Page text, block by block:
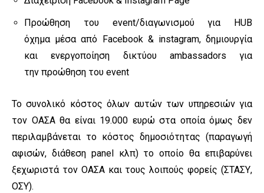
Προώθηση του event/διαγωνισμού για HUB
όχημα μέσα από Facebook & instagram, δημιουργία
και ενεργοποίηση δικτύου ambassadors για
την προώθηση του event
Το συνολικό κόστος όλων αυτών των υπηρεσιών για
τον ΟΑΣΑ θα είναι 19.000 ευρώ στα οποία όμως δεν
περιλαμβάνεται το κόστος δημοσιότητας (παραγωγή
αφισών, διάθεση panel κλπ) το οποίο θα επιβαρύνει
ξεχωριστά τον ΟΑΣΑ και τους λοιπούς φορείς (ΣΤΑΣΥ,
ΟΣΥ).